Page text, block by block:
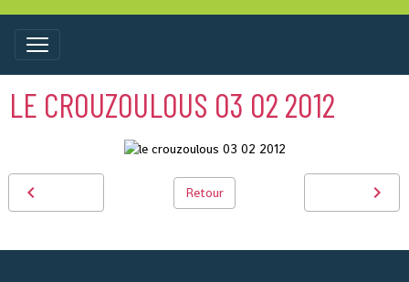
LE CROUZOULOUS 03 02 2012
Retour